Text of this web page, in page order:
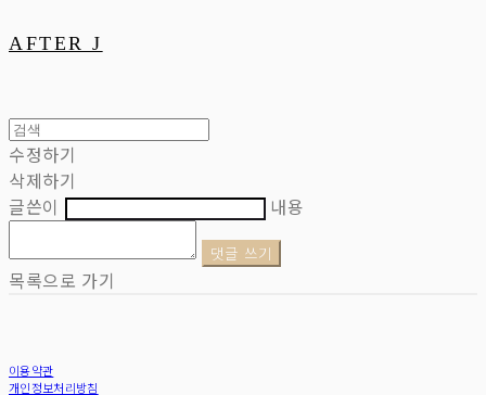
AFTER J
수정하기
삭제하기
글쓴이
내용
댓글 쓰기
목록으로 가기
이용약관
개인정보처리방침